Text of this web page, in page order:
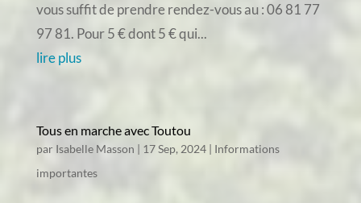
vous suffit de prendre rendez-vous au : 06 81 77
97 81. Pour 5 € dont 5 € qui...
lire plus
Tous en marche avec Toutou
par Isabelle Masson | 17 Sep, 2024| Informations
importantes